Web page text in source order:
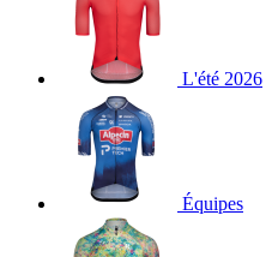
L'été 2026
Équipes